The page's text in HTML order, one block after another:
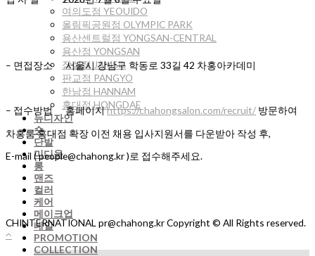
여의도점 YEOUIDO
올림픽공원점 OLYMPIC PARK
용산센트럴점 YONGSAN-CENTRAL
용산점 YONGSAN
잠실점 JAMSIL
판교점 PANGYO
한남점 HANNAM
홍대점 HONGDAE
뉴디자인
숏
단발
미디움
롱
맨즈
컬러
케어
메이크업
네일
PROMOTION
COLLECTION
– 면접장소 서울시 강남구 학동로 33길 42 차홍아카데미
– 접수방법 홈페이지https://chahongsalon.com/recruit/ 방문하여
차홍룸 홍대점 확장 이전 채용 입사지원서를 다운받아 작성 후,
E-mail ( people@chahong.kr )로 접수해주세요.
CHINTERNATIONAL pr@chahong.kr Copyright © All Rights reserved.